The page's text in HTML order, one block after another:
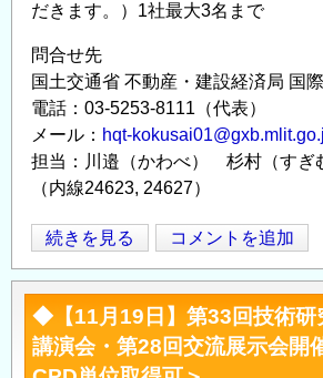
だきます。）1社最大3名まで
問合せ先
国土交通省 不動産・建設経済局 国
電話：03-5253-8111（代表）
メール： hqt-
担当：川邉（かわべ） 杉村（すぎ
（内線24623, 24627）
◇◆
国
土
交
通
続きを見る コメントを追加
◆【11月19日】第33回技術研
講演会・第28回交流展示会開